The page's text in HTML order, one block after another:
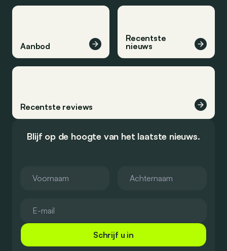
Aanbod
Recentste
nieuws
Recentste reviews
Blijf op de hoogte van het laatste nieuws.
Schrijf u in